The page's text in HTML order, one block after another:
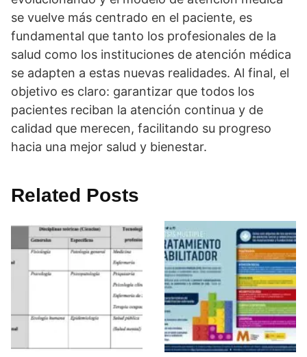
se vuelve más centrado en el paciente, es
fundamental que tanto los profesionales de la
salud como los instituciones de atención médica
se adapten a estas nuevas realidades. Al final, el
objetivo es claro: garantizar que todos los
pacientes reciban la atención continua y de
calidad que merecen, facilitando su progreso
hacia una mejor salud y bienestar.
Related Posts